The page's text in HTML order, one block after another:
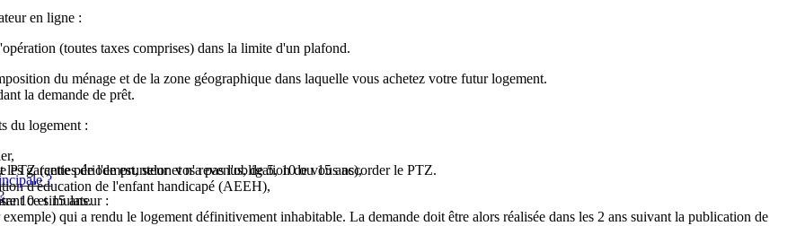
en ligne :
la demande de prêt.
du logement :
d'éducation de l'enfant handicapé (AEEH),
qui a rendu le logement définitivement inhabitable. La demande doit être alors réalisée dans les 2 ans suivant la publication de
(toutes taxes comprises) dans la limite d'un plafond.
ce simulateur :
du ménage et de la zone géographique dans laquelle vous achetez votre futur logement.
(cette période est, selon vos revenus, de 5, 10 ou 15 ans),
10 et 15 ans.
garanties de l'emprunteur et n'a pas l'obligation de vous accorder le PTZ.
?